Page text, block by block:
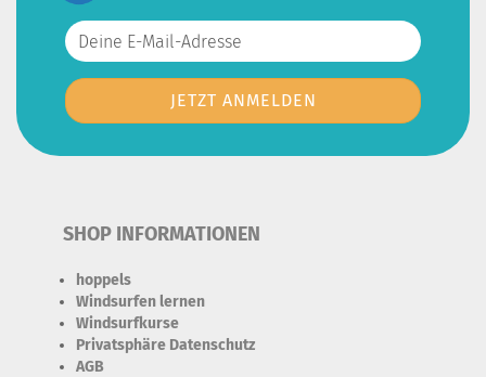
SHOP INFORMATIONEN
hoppels
Windsurfen lernen
Windsurfkurse
Privatsphäre Datenschutz
AGB